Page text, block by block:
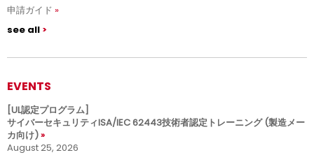
申請ガイド
see all
EVENTS
[UL認定プログラム]
サイバーセキュリティISA/IEC 62443技術者認定トレーニング (製造メー
カ向け)
August 25, 2026